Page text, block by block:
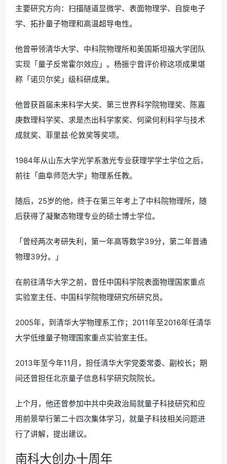
主要研究方向：扫描隧道显微学、表面物理学、自旋电子
学、拓扑量子物理和高温超导电性。
他曾带领清华大学、中科院物理所和美国斯坦福大学团队
实现「量子反常霍尔效应」。杨振宁曾评价称这项成果堪
称「诺贝尔奖」级科研成果。
他曾获首届未来科学大奖、第三世界科学院物理奖、陈嘉
庚数理科学奖、求是杰出科学家奖、何梁何利科学与技术
成就奖、菲里兹·伦敦奖等奖项。
1984年从山东大学光学系激光专业获理学学士学位之后，
前往「曲阜师范大学」物理系任教。
随后，25岁的他，终于在第三年考上了中科院物理所，随
后获得了凝聚态物理专业的硕士博士学位。
「曾经两次考研失利，第一年高等数学39分，第二年普通
物理39分。」
在前往清华大学之前，曾任中国科学院表面物理国家重点
实验室主任、中国科学院物理研究所研究员。
2005年，到清华大学物理系工作；2011年至2016年任清华
大学低维量子物理国家重点实验室主任。
2013年至今年11月，担任清华大学党委常委、副校长；期
间还曾担任北京量子信息科学研究院院长。
上个月，他还曾参加中共中央政治局就量子科技研究和应
用前景举行第二十四次集体学习，就量子科技相关问题进
行了讲解，提出建议。
南科大创办十周年